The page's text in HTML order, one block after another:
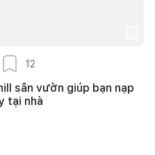
12
sân vườn giúp bạn nạp
tại nhà